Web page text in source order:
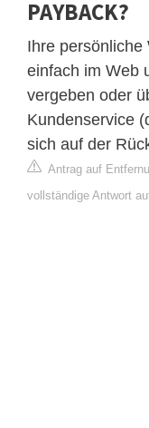
PAYBACK?
Ihre persönliche
einfach im Web
vergeben oder
Kundenservice
sich auf der
Antrag auf
vollständige Antwort